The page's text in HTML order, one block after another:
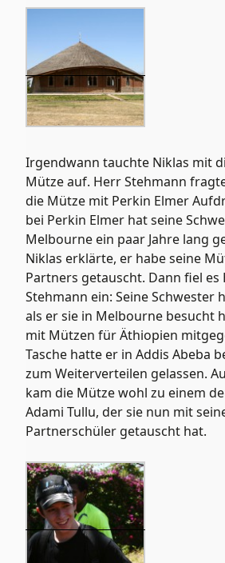
Irgendwann tauchte Niklas mit
Mütze auf. Herr Stehmann
die Mütze mit Perkin Elmer
bei Perkin Elmer hat seine
Melbourne ein paar Jahre lang
Niklas erklärte, er habe seine
Partners getauscht. Dann fiel es
Stehmann ein: Seine Schwester
als er sie in Melbourne besucht
mit Mützen für Äthiopien
Tasche hatte er in Addis Abeba
zum Weiterverteilen gelassen.
kam die Mütze wohl zu einem
Adami Tullu, der sie nun mit
Partnerschüler getauscht hat.